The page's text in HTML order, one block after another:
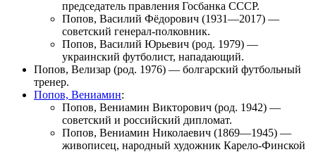
председатель правления Госбанка СССР.
Попов, Василий Фёдорович (1931—2017) —
советский генерал-полковник.
Попов, Василий Юрьевич (род. 1979) —
украинский футболист, нападающий.
Попов, Велизар (род. 1976) — болгарский футбольный
тренер.
Попов, Вениамин:
Попов, Вениамин Викторович (род. 1942) —
советский и российский дипломат.
Попов, Вениамин Николаевич (1869—1945) —
живописец, народный художник Карело-Финской